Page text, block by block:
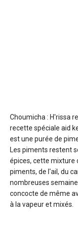
Choumicha : H'rissa
recette spéciale aid
est une purée de
Les piments restent
épices, cette mixture
piments, de l'ail, du
nombreuses
concocte de même
à la vapeur et mixés.